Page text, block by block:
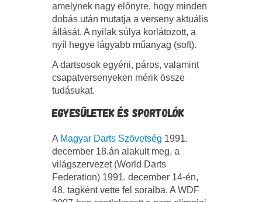
amelynek nagy előnyre, hogy minden
dobás után mutatja a verseny aktuális
állását. A nyilak súlya korlátozott, a
nyíl hegye lágyabb műanyag (soft).
A dartsosok egyéni, páros, valamint
csapatversenyeken mérik össze
tudásukat.
EGYESÜLETEK ÉS SPORTOLÓK
A Magyar Darts Szövetség 1991.
december 18.án alakult meg, a
világszervezet (World Darts
Federation) 1991. december 14-én,
48. tagként vette fel soraiba. A WDF